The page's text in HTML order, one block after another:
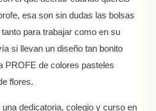
esa son sin dudas las bolsas
para trabajar como en su
si llevan un diseño tan bonito
PROFE de colores pasteles
flores.
dedicatoria, colegio y curso en